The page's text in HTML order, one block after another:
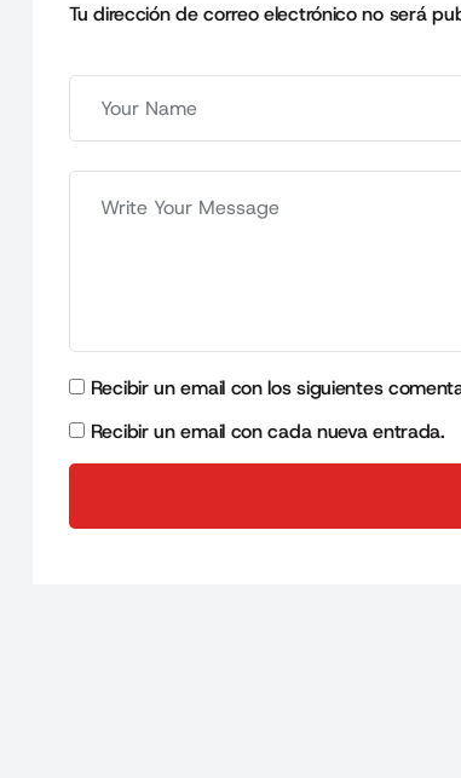
Tu dirección de correo electrónico no será
Recibir un email con los siguientes
Recibir un email con cada nueva entrada.